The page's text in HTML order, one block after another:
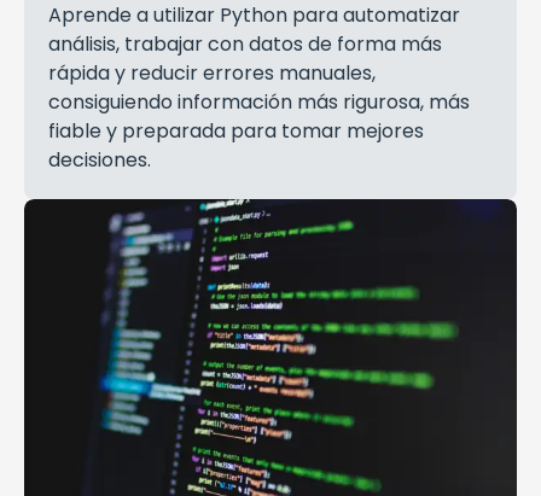
Aprende a utilizar Python para automatizar
análisis, trabajar con datos de forma más
rápida y reducir errores manuales,
consiguiendo información más rigurosa, más
fiable y preparada para tomar mejores
decisiones.